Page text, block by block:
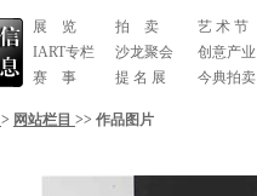
展 览
IART专栏
赛 事
拍 卖
沙龙聚会
提 名 展
艺 术 节
创意产业
今典拍卖
> 网站栏目 >> 作品图片